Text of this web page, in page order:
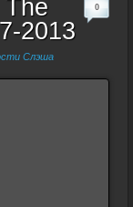
2013
Слэша
0